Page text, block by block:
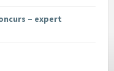
– expert